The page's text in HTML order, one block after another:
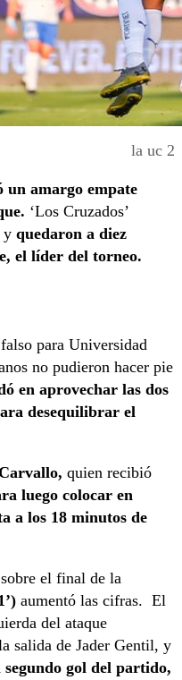
la uc 2
un amargo empate
‘Los Cruzados’
y quedaron a diez
el líder del torneo.
para Universidad
no pudieron hacer pie
en aprovechar las dos
desequilibrar el
quien recibió
luego colocar en
a los 18 minutos de
el final de la
aumentó las cifras. El
del ataque
salida de Jader Gentil, y
gol del partido,